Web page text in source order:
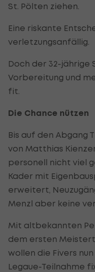
St. Pölten ziehen.
Eine riskante
verletzungsanfällig.
Doch der 32-
Vorbereitung und
fit.
Die Chance nützen
Bis auf den Abgang
von Matthias
personell nicht viel
Kader mit
erweitert,
Menzl aber keine
Mit altbekannten
dem ersten
wollen die Fivers
Legaue-Teilnahme